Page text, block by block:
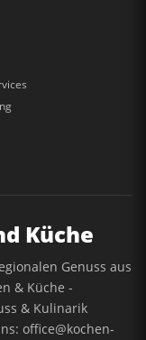
Küche
Genuss aus
& Küche -
& Kulinarik
office@kochen-